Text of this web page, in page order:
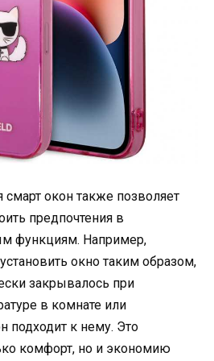
смарт окон также позволяет
предпочтения в
функциям. Например,
окно таким образом,
закрывалось при
в комнате или
подходит к нему. Это
комфорт, но и экономию